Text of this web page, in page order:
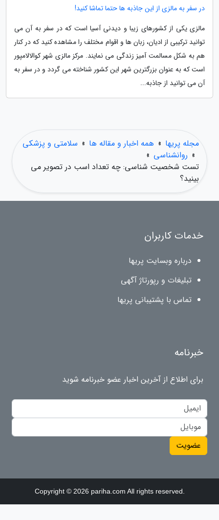
در سفر به مالزی از این جاذبه ها حتما تماشا کنید!
مالزی یکی از کشورهای زیبا و دیدنی آسیا است که در سفر به آن می
توانید ترکیبی از ادیان، زبان ها و اقوام مختلف را مشاهده کنید که در کنار
هم به شکل مسالمت آمیز زندگی می نمایند. مرکز مالزی شهر کوالالامپور
است که به عنوان بزرگترین شهر این کشور شناخته می گردد و در سفر به
آن می توانید از جاذبه...
مجله پریها » همه اخبار و مقاله ها » سلامتی و پزشکی
» روانشناسی »
تست شخصیت شناسی: چه تعداد اسب در تصویر می
بینید؟
خدمات کاربران
درباره وبسایت پریها
تبلیغات و رپورتاژ آگهی
تماس با پشتیبانی پریها
خبرنامه
برای اطلاع از آخرین اخبار عضو خبرنامه شوید
عضویت
Copyright © 2026 pariha.com All rights reserved.